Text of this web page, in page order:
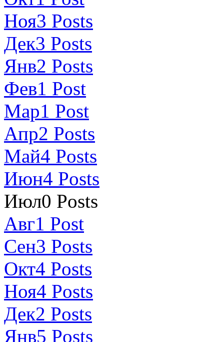
Ноя3 Posts
Дек3 Posts
Янв2 Posts
Фев1 Post
Мар1 Post
Апр2 Posts
Май4 Posts
Июн4 Posts
Июл0 Posts
Авг1 Post
Сен3 Posts
Окт4 Posts
Ноя4 Posts
Дек2 Posts
Янв5 Posts